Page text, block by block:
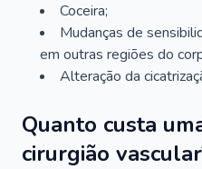
Coceira;
Mudanças de
em outras regiões do
Alteração da
Quanto custa
cirurgião